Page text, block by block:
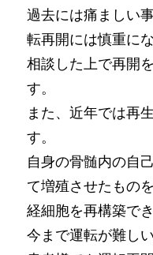
過去には痛ましい
転再開には慎重に
相談した上で再開
す。
また、近年では再
す。
自身の骨髄内の自
て増殖させたもの
経細胞を再構築で
今まで運転が難し